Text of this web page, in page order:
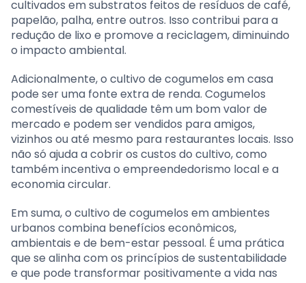
cultivados em substratos feitos de resíduos de café,
papelão, palha, entre outros. Isso contribui para a
redução de lixo e promove a reciclagem, diminuindo
o impacto ambiental.
Adicionalmente, o cultivo de cogumelos em casa
pode ser uma fonte extra de renda. Cogumelos
comestíveis de qualidade têm um bom valor de
mercado e podem ser vendidos para amigos,
vizinhos ou até mesmo para restaurantes locais. Isso
não só ajuda a cobrir os custos do cultivo, como
também incentiva o empreendedorismo local e a
economia circular.
Em suma, o cultivo de cogumelos em ambientes
urbanos combina benefícios econômicos,
ambientais e de bem-estar pessoal. É uma prática
que se alinha com os princípios de sustentabilidade
e que pode transformar positivamente a vida nas